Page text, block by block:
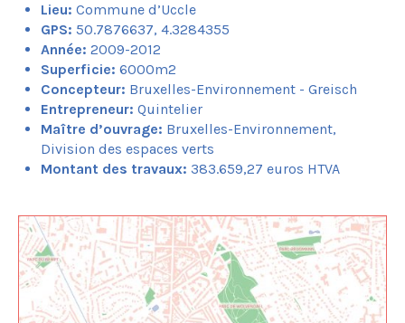
Lieu: Commune d’Uccle
GPS: 50.7876637, 4.3284355
Année: 2009-2012
Superficie: 6000m2
Concepteur: Bruxelles-Environnement - Greisch
Entrepreneur: Quintelier
Maître d’ouvrage: Bruxelles-Environnement,
Division des espaces verts
Montant des travaux: 383.659,27 euros HTVA